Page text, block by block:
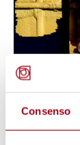
Consenso